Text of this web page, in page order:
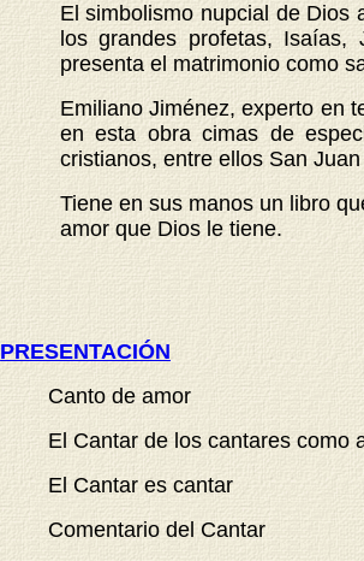
El simbolismo nupcial de Dios
los grandes profetas,
presenta el matrimonio como
Emiliano Jiménez, experto en
en esta obra cimas de
cristianos, entre ellos San
Tiene en sus manos un libro
amor que Dios le tiene.
PRESENTACIÓN
Canto de amor
El Cantar de los cantares como
El Cantar es cantar
Comentario del Cantar